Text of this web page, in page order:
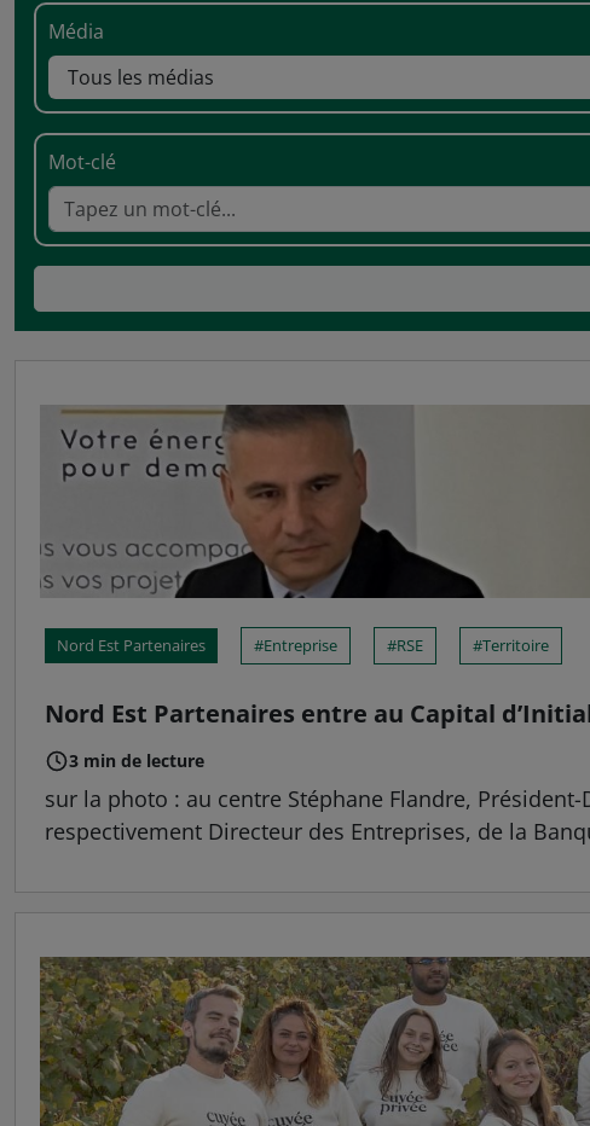
Média
Mot-clé
Nord Est Partenaires Entreprise RSE Territoire
Nord Est Partenaires entre au Capital
3 min de lecture
sur la photo : au centre Stéphane Flandre,
respectivement Directeur des Entreprises, de la